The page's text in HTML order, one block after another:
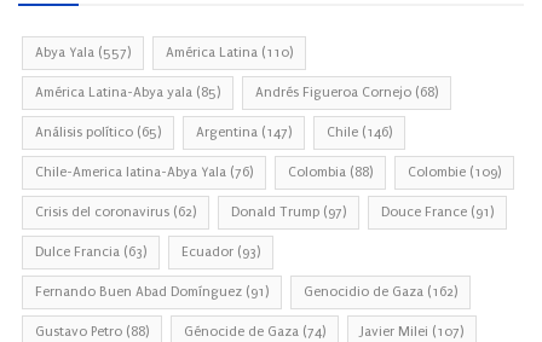
Abya Yala (557) América Latina (110)
América Latina-Abya yala (85) Andrés Figueroa Cornejo (68)
Análisis político (65) Argentina (147) Chile (146)
Chile-America latina-Abya Yala (76) Colombia (88) Colombie (109)
Crisis del coronavirus (62) Donald Trump (97) Douce France (91)
Dulce Francia (63) Ecuador (93)
Fernando Buen Abad Domínguez (91) Genocidio de Gaza (162)
Gustavo Petro (88) Génocide de Gaza (74) Javier Milei (107)